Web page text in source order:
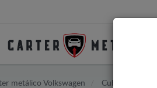
metálico Volkswagen Cubre cárter